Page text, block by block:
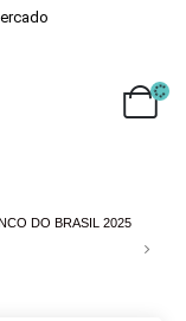
DO BRASIL 2025